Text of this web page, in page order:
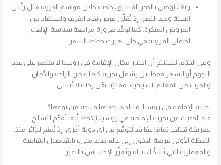
رابعًا، يُوصى بالحجز المسبق، خاصة خلال مواسم الذروة مثل رأس
السنة وعيد النصر، إذ تُقلَّل فرص نفاد الغرف ويُستفاد من
العروض المبكرة. كما يُؤكَّد ضرورة مراجعة سياسة الإلغاء
لضمان المرونة في حال تغيرت خطط السفر.
وفي الختام، يُستنتَج أن اختيار مكان الإقامة في روسيا لا يقتصر على عدد
النجوم أو السعر فقط، بل يشمل تجربة كاملة من الراحة والأمان
والقرب من المعالم السياحية، مما يُسهِّل رحلة لا تُنسى.
تجربة الإقامة في روسيا: ما الذي يجعلها فريدة من نوعها؟
عند الحديث عن تجربة الإقامة في روسيا، يُلاحَظ أنها تُقدَّم للسائح
بطريقة تختلف تمامًا عمّا قد يُتوقَّع في أي دولة أخرى، إذ تُمنَح للزائر منذ
اللحظة الأولى فرصة الدخول إلى عالم جديد مليء بالتفاصيل الثقافية
والمعمارية التي تُشدُّ الانتباه وتُعزِّز الإحساس بالتميز.